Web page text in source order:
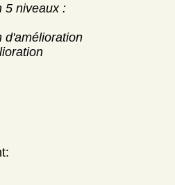
5 niveaux :
d'amélioration